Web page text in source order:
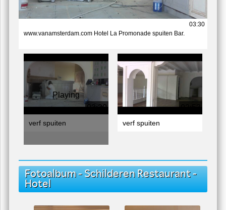
03:30
www.vanamsterdam.com Hotel La Promonade spuiten Bar.
verf spuiten
03:30
Playing
verf spuiten
Fotoalbum - Schilderen Restaurant -
Hotel